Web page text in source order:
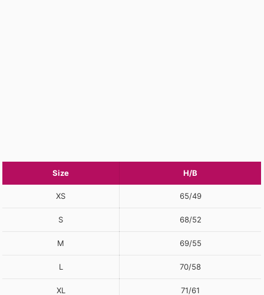
Size H/B
XS 65/49
S 68/52
M 69/55
L 70/58
XL 71/61